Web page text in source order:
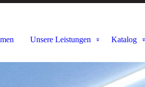
Unsere Leistungen Katalog